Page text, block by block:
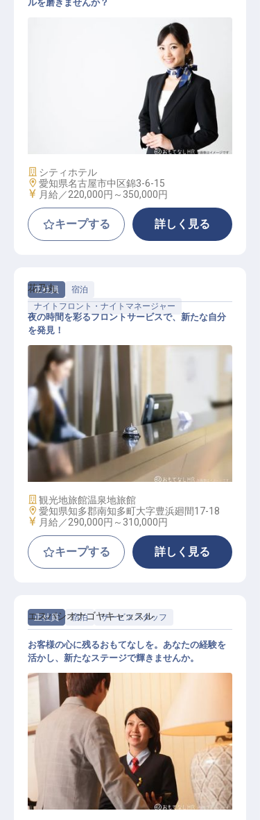
ドア・ベル・コンシェルジュ / 正社
ルを磨きませんか？
施設業態
シティホテル
勤務地
愛知県名古屋市中区錦3-6-15
給与
月給／220,000円～ 350,000円
キープする 詳しく見る
正社員
宿泊
ナイトフロント・ナイトマネージャー
ナイトフロントサービス
花乃丸
夜の時間を彩るフロントサービスで、新たな自分
を発見！
施設業態
観光地旅館温泉地旅館
勤務地
愛知県知多郡南知多町大字豊浜廻間17-18
給与
月給／290,000円～ 310,000円
キープする 詳しく見る
正社員 宿泊 サービススタッフ
ロビーサービス（マネージャー、ア
シスタントマネージャー）
エスパシオナゴヤキャッスル
お客様の心に残るおもてなしを。あなたの経験を
活かし、新たなステージで輝きませんか。